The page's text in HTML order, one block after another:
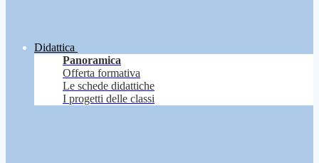
Didattica
Panoramica
Offerta formativa
Le schede didattiche
I progetti delle classi